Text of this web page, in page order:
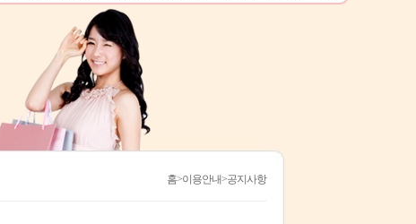
홈>이용안내>공지사항